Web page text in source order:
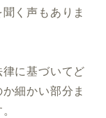
く声もありま
に基づいてど
細かい部分ま